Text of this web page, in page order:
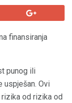
finansiranja
punog ili
uspješan. Ovi
od rizika od